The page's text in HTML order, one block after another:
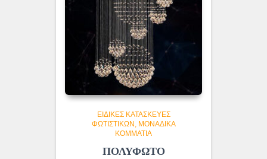
ΕΙΔΙΚΈΣ ΚΑΤΑΣΚΕΥΈΣ
ΦΩΤΙΣΤΙΚΏΝ ΜΟΝΆΔΙΚΑ
ΚΟΜΜΆΤΙΑ
ΠΟΛΥΦΩΤΟ